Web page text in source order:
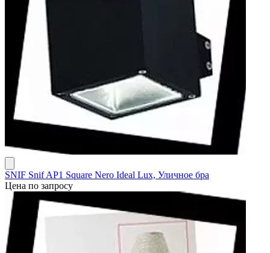
SNIF Snif AP1 Square Nero Ideal Lux, Уличное бра
Цена по запросу